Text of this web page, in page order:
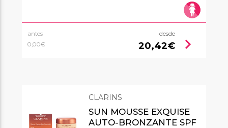
antes
0,00€
desde
20,42€ chevron_right
CLARINS
SUN MOUSSE EXQUISE
AUTO-BRONZANTE SPF